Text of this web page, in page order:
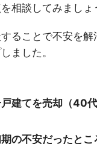
相談してみましょ
ることで不安を解
ました。
建てを売却（40代
の不安だったとこ